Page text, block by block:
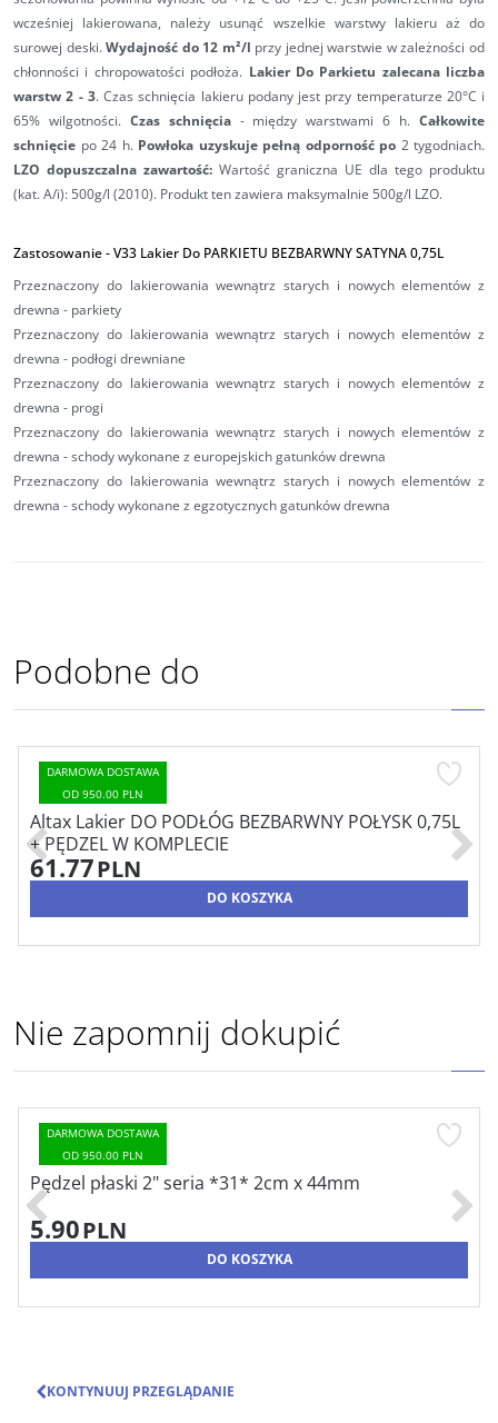
wcześniej lakierowana, należy usunąć wszelkie warstwy lakieru aż do
surowej deski.Wydajność do 12 m²/l przy jednej warstwie w zależności od
chłonności i chropowatości podłoża. Lakier Do Parkietu zalecana liczba
warstw 2 - 3. Czas schnięcia lakieru podany jest przy temperaturze 20°C i
65% wilgotności. Czas schnięcia- między warstwami 6 h.Całkowite
schnięcie po 24 h. Powłoka uzyskuje pełną odporność po 2 tygodniach.
LZO dopuszczalna zawartość: Wartość graniczna UE dla tego produktu
(kat. A/i): 500g/l (2010). Produkt ten zawiera maksymalnie 500g/l LZO.
Zastosowanie - V33 Lakier Do PARKIETU BEZBARWNY SATYNA 0,75L
Przeznaczony do lakierowania wewnątrz starych i nowych elementów z
drewna - parkiety
Przeznaczony do lakierowania wewnątrz starych i nowych elementów z
drewna - podłogi drewniane
Przeznaczony do lakierowania wewnątrz starych i nowych elementów z
drewna - progi
Przeznaczony do lakierowania wewnątrz starych i nowych elementów z
drewna - schody wykonane z europejskich gatunków drewna
Przeznaczony do lakierowania wewnątrz starych i nowych elementów z
drewna - schody wykonane z egzotycznych gatunków drewna
Podobne do
DARMOWA DOSTAWA
OD 950.00 PLN
Altax Lakier DO PODŁÓG BEZBARWNY POŁYSK 0,75L
+ PĘDZEL W KOMPLECIE
61.77PLN
DO KOSZYKA
Nie zapomnij dokupić
DARMOWA DOSTAWA
OD 950.00 PLN
Pędzel płaski 2" seria *31* 2cm x 44mm
5.90PLN
DO KOSZYKA
KONTYNUUJ PRZEGLĄDANIE